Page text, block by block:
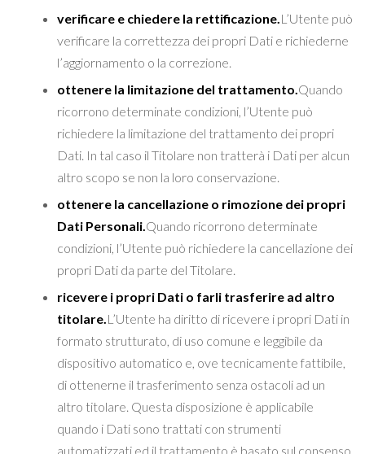
verificare e chiedere la rettificazione.L’Utente può
verificare la correttezza dei propri Dati e richiederne
l’aggiornamento o la correzione.
ottenere la limitazione del trattamento.Quando
ricorrono determinate condizioni, l’Utente può
richiedere la limitazione del trattamento dei propri
Dati. In tal caso il Titolare non tratterà i Dati per alcun
altro scopo se non la loro conservazione.
ottenere la cancellazione o rimozione dei propri
Dati Personali.Quando ricorrono determinate
condizioni, l’Utente può richiedere la cancellazione dei
propri Dati da parte del Titolare.
ricevere i propri Dati o farli trasferire ad altro
titolare.L’Utente ha diritto di ricevere i propri Dati in
formato strutturato, di uso comune e leggibile da
dispositivo automatico e, ove tecnicamente fattibile,
di ottenerne il trasferimento senza ostacoli ad un
altro titolare. Questa disposizione è applicabile
quando i Dati sono trattati con strumenti
automatizzati ed il trattamento è basato sul consenso